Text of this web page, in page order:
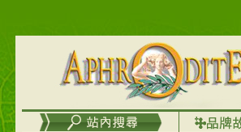
地區～
在外租屋者、居住處無管
理員、不方便在工作地點
取件者，歡迎多多使用
【郵局i郵箱】的服務喔～
【i郵箱】設立的地點，請